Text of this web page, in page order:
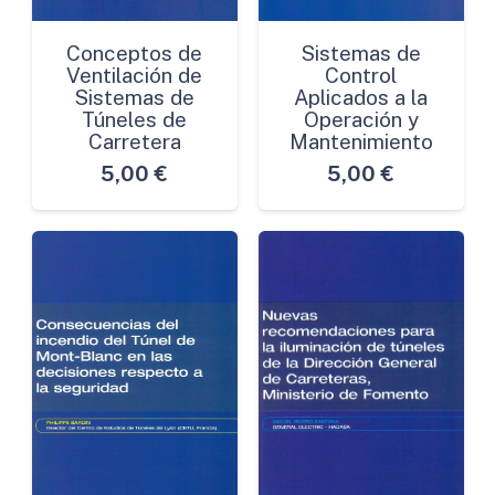
cantidad
Conceptos de
Ventilación de
Sistemas de
Túneles de
Carretera
5,00 €
Sistemas de
Control
Aplicados a la
Operación y
Mantenimiento
5,00 €